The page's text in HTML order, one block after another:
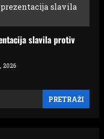
slavila protiv
2026